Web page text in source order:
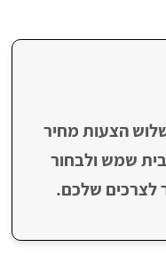
הצעות מחיר
שמש ולבחור
לצרכים שלכם.